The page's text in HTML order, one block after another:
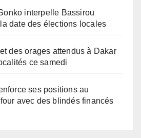
interpelle Bassirou
date des élections locales
des orages attendus à Dakar
ce samedi
ses positions au
avec des blindés financés